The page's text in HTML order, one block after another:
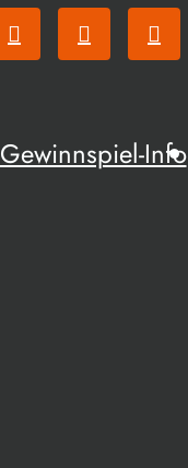
Gewinnspiel-Info